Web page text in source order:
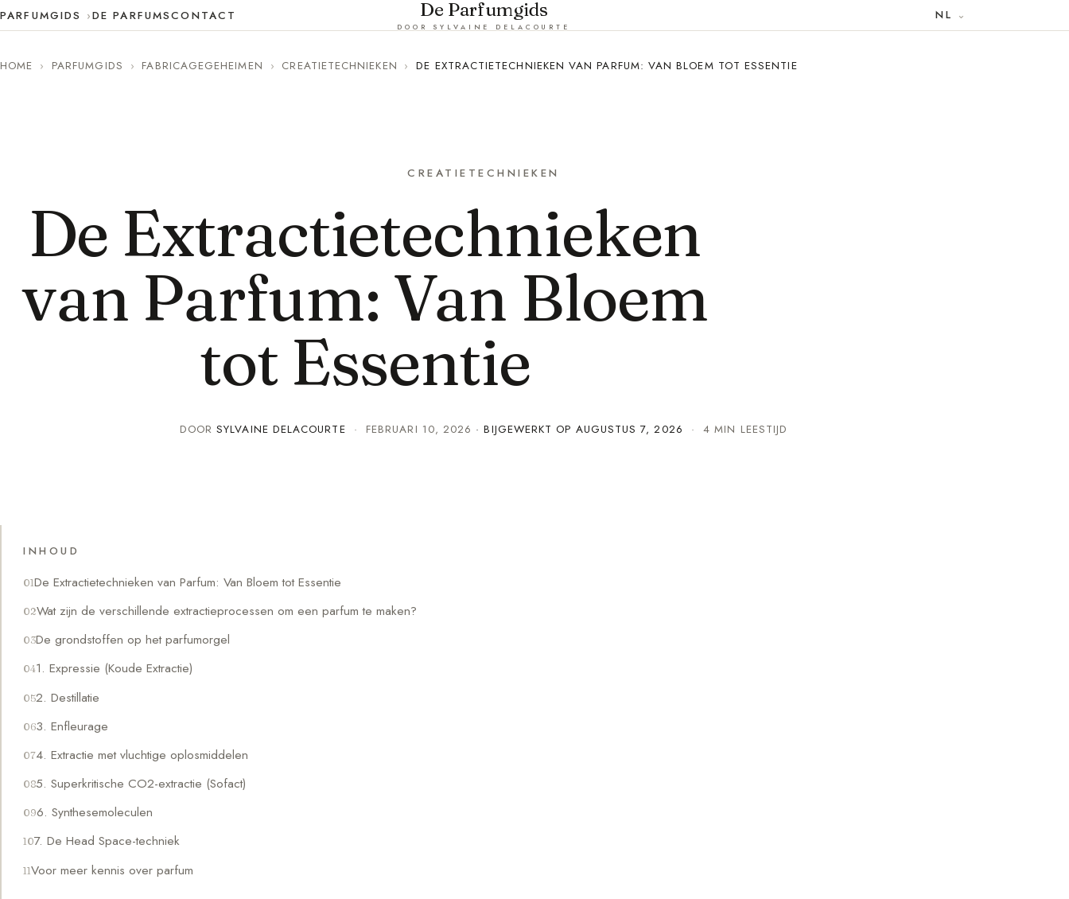
PARFUMGIDS DE PARFUMSCONTACT De Parfumgids
DOOR SYLVAINE DELACOURTE
NL
HOME › PARFUMGIDS › FABRICAGEGEHEIMEN › CREATIETECHNIEKEN › DE EXTRACTIETECHNIEKEN VAN PARFUM: VAN BLOEM TOT ESSENTIE
CREATIETECHNIEKEN
De Extractietechnieken
van Parfum: Van Bloem
tot Essentie
DOORSYLVAINE DELACOURTE · FEBRUARI 10, 2026 · BIJGEWERKT OP AUGUSTUS 7, 2026 · 4 MIN LEESTIJD
INHOUD
De Extractietechnieken van Parfum: Van Bloem tot Essentie
Wat zijn de verschillende extractieprocessen om een parfum te maken?
De grondstoffen op het parfumorgel
1. Expressie (Koude Extractie)
2. Destillatie
3. Enfleurage
4. Extractie met vluchtige oplosmiddelen
5. Superkritische CO2-extractie (Sofact)
6. Synthesemoleculen
7. De Head Space-techniek
Voor meer kennis over parfum